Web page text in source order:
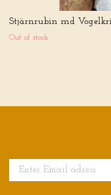
Stjärnrubin md
Out of stock